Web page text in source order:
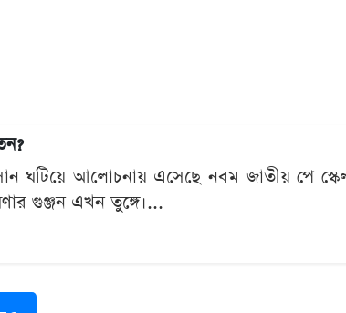
ঘটিয়ে আলোচনায় এসেছে নবম জাতীয় পে
গুঞ্জন এখন তুঙ্গে।...